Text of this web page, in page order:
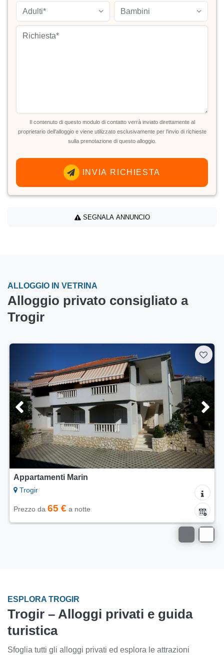
Adulti* Bambini
Il contenuto di questo modulo di contatto verrà inviato direttamente al
proprietario dell'alloggio e viene utilizzato esclusivamente per l'invio di richieste
sulla prenotazione di questo alloggio.
INVIA RICHIESTA
SEGNALA ANNUNCIO
ALLOGGIO IN VETRINA
Alloggio privato consigliato a
Trogir
Appartamenti Marin
Trogir
Prezzo da 65 € a notte
ESPLORA TROGIR
Trogir – Alloggi privati e guida
turistica
Sfoglia tutti gli alloggi privati ed esplora le attrazioni